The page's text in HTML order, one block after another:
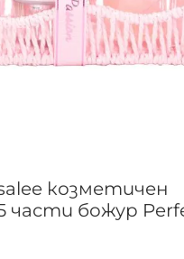
козметичен
части божур